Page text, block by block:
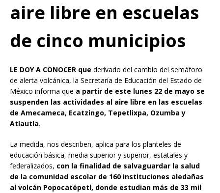
aire libre en escuelas
de cinco municipios
LE DOY A CONOCER que derivado del cambio del semáforo
de alerta volcánica, la Secretaría de Educación del Estado de
México informa que a partir de este lunes 22 de mayo se
suspenden las actividades al aire libre en las escuelas
de Amecameca, Ecatzingo, Tepetlixpa, Ozumba y
Atlautla.
La medida, nos describen, aplica para los planteles de
educación básica, media superior y superior, estatales y
federalizados, con la finalidad de salvaguardar la salud
de la comunidad escolar de 160 instituciones aledañas
al volcán Popocatépetl, donde estudian más de 33 mil